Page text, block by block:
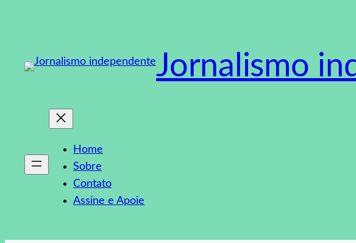
conteúdo
Jornalismo
Home
Sobre
Contato
Assine e Apoie